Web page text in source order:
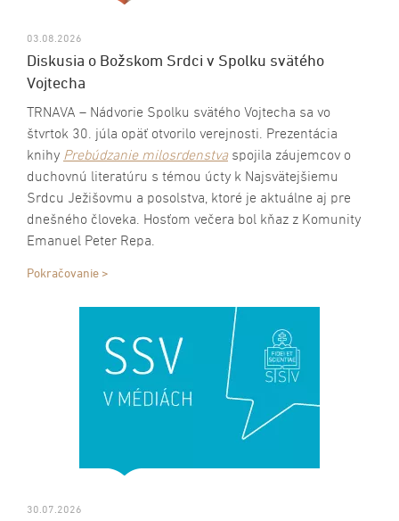
03.08.2026
Diskusia o Božskom Srdci v Spolku svätého
Vojtecha
TRNAVA – Nádvorie Spolku svätého Vojtecha sa vo
štvrtok 30. júla opäť otvorilo verejnosti. Prezentácia
knihy Prebúdzanie milosrdenstvaspojila záujemcov o
duchovnú literatúru s témou úcty k Najsvätejšiemu
Srdcu Ježišovmu a posolstva, ktoré je aktuálne aj pre
dnešného človeka. Hosťom večera bol kňaz z Komunity
Emanuel Peter Repa.
Pokračovanie >
30.07.2026